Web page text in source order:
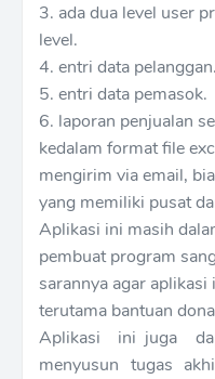
3. ada dua level user
level.
4. entri data pelanggan.
5. entri data pemasok.
6. laporan penjualan
kedalam format file
mengirim via email,
yang memiliki pusat
Aplikasi ini masih
pembuat program
sarannya agar
terutama bantuan
Aplikasi ini juga
menyusun tugas